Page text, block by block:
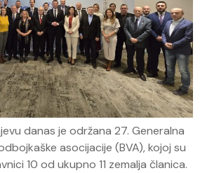
danas je održana 27. Generalna
asocijacije (BVA), kojoj su
10 od ukupno 11 zemalja članica.